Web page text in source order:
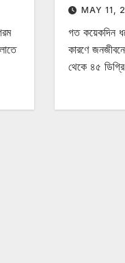
MAY 11,
গত কয়েকদিন
কারণে
থেকে ৪৫